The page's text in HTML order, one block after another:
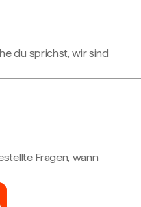
du sprichst, wir sind
Fragen, wann